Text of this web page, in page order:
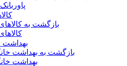
پاوربانک
بازگشت به
بهداشت
بازگشت به بهداشت
بهداشت